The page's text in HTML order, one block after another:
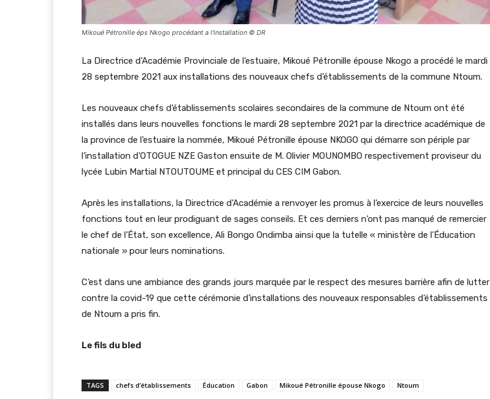
Mikoué Pétronille éps Nkogo procédant a l'installation © DR
La Directrice d’Académie Provinciale de l’estuaire, Mikoué Pétronille épouse Nkogo a procédé le mardi
28 septembre 2021 aux installations des nouveaux chefs d’établissements de la commune Ntoum.
Les nouveaux chefs d’établissements scolaires secondaires de la commune de Ntoum ont été
installés dans leurs nouvelles fonctions le mardi 28 septembre 2021 par la directrice académique de
la province de l’estuaire la nommée, Mikoué Pétronille épouse NKOGO qui démarre son périple par
l’installation d’OTOGUE NZE Gaston ensuite de M. Olivier MOUNOMBO respectivement proviseur du
lycée Lubin Martial NTOUTOUME et principal du CES CIM Gabon.
Après les installations, la Directrice d’Académie a renvoyer les promus à l’exercice de leurs nouvelles
fonctions tout en leur prodiguant de sages conseils. Et ces derniers n’ont pas manqué de remercier
le chef de l’État, son excellence, Ali Bongo Ondimba ainsi que la tutelle « ministère de l’Éducation
nationale » pour leurs nominations.
C’est dans une ambiance des grands jours marquée par le respect des mesures barrière afin de lutter
contre la covid-19 que cette cérémonie d’installations des nouveaux responsables d’établissements
de Ntoum a pris fin.
Le fils du bled
TAGS chefs d’établissements Éducation Gabon Mikoué Pétronille épouse Nkogo Ntoum